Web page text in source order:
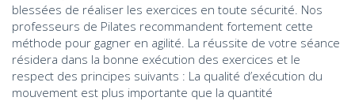
blessées de réaliser les exercices en toute sécurité. Nos
professeurs de Pilates recommandent fortement cette
méthode pour gagner en agilité. La réussite de votre séance
résidera dans la bonne exécution des exercices et le
respect des principes suivants : La qualité d’exécution du
mouvement est plus importante que la quantité